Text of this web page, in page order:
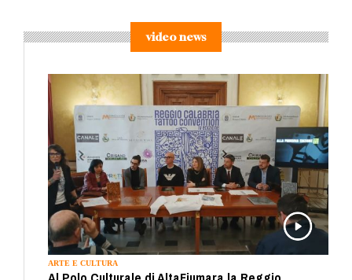
video news
ARTE E CULTURA